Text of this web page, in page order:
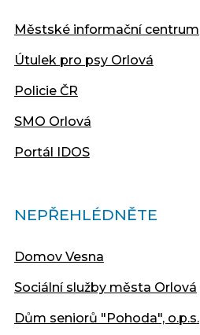
Městské informační centrum
Útulek pro psy Orlová
Policie ČR
SMO Orlová
Portál IDOS
NEPŘEHLÉDNĚTE
Domov Vesna
Sociální služby města Orlová
Dům seniorů "Pohoda", o.p.s.